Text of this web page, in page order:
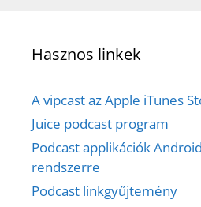
Hasznos linkek
A vipcast az Apple iTunes
Juice podcast program
Podcast applikációk
rendszerre
Podcast linkgyűjtemény